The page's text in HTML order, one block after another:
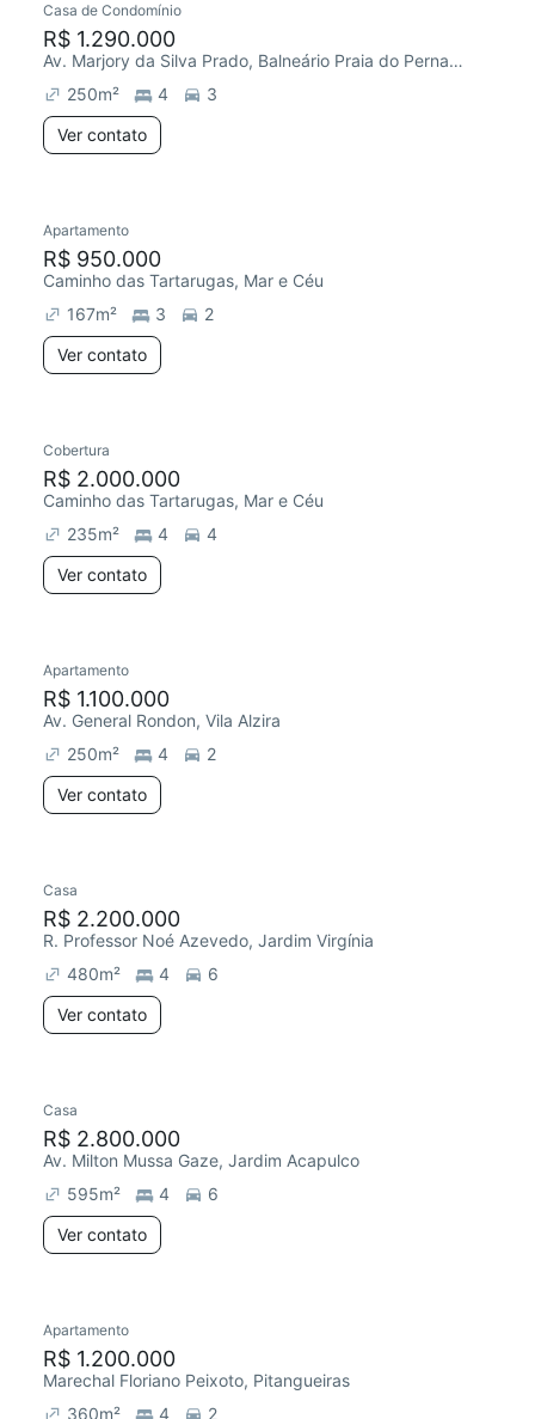
Casa de Condomínio
R$ 1.290.000
Av. Marjory da Silva Prado, Balneário Praia do Pernambuco
250m² 4
3
Ver contato
Apartamento
R$ 950.000
Caminho das Tartarugas, Mar e Céu
167m² 3
2
Ver contato
Cobertura
R$ 2.000.000
Caminho das Tartarugas, Mar e Céu
235m² 4
4
Ver contato
Apartamento
R$ 1.100.000
Av. General Rondon, Vila Alzira
250m² 4
2
Ver contato
Casa
R$ 2.200.000
R. Professor Noé Azevedo, Jardim Virgínia
480m² 4
6
Ver contato
Casa
R$ 2.800.000
Av. Milton Mussa Gaze, Jardim Acapulco
595m² 4
6
Ver contato
Apartamento
R$ 1.200.000
Marechal Floriano Peixoto, Pitangueiras
360m² 4 2